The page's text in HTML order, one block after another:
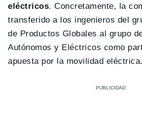
eléctricos. Concretamente, la
transferido a los ingenieros del
de Productos Globales al grupo
Autónomos y Eléctricos como
apuesta por la movilidad eléctrica.